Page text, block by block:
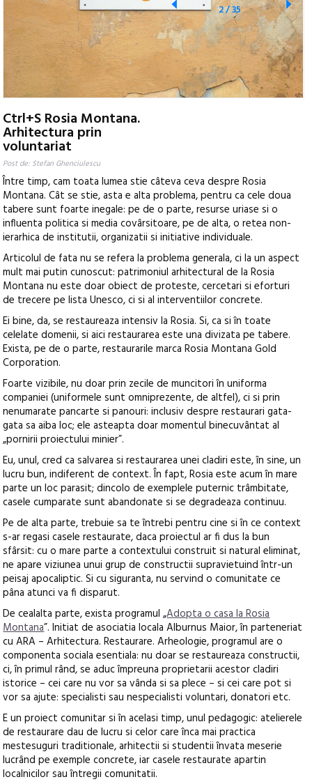
2/35
Ctrl+S Rosia Montana.
Arhitectura prin
voluntariat
Post de: Stefan Ghenciulescu
Între timp, cam toata lumea stie câteva ceva despre Rosia
Montana. Cât se stie, asta e alta problema, pentru ca cele doua
tabere sunt foarte inegale: pe de o parte, resurse uriase si o
influenta politica si media covârsitoare, pe de alta, o retea non-
ierarhica de institutii, organizatii si initiative individuale.
Articolul de fata nu se refera la problema generala, ci la un aspect
mult mai putin cunoscut: patrimoniul arhitectural de la Rosia
Montana nu este doar obiect de proteste, cercetari si eforturi
de trecere pe lista Unesco, ci si al interventiilor concrete.
Ei bine, da, se restaureaza intensiv la Rosia. Si, ca si în toate
celelate domenii, si aici restaurarea este una divizata pe tabere.
Exista, pe de o parte, restaurarile marca Rosia Montana Gold
Corporation.
Foarte vizibile, nu doar prin zecile de muncitori în uniforma
companiei (uniformele sunt omniprezente, de altfel), ci si prin
nenumarate pancarte si panouri: inclusiv despre restaurari gata-
gata sa aiba loc; ele asteapta doar momentul binecuvântat al
„pornirii proiectului minier”.
Eu, unul, cred ca salvarea si restaurarea unei cladiri este, în sine, un
lucru bun, indiferent de context. În fapt, Rosia este acum în mare
parte un loc parasit; dincolo de exemplele puternic trâmbitate,
casele cumparate sunt abandonate si se degradeaza continuu.
Pe de alta parte, trebuie sa te întrebi pentru cine si în ce context
s-ar regasi casele restaurate, daca proiectul ar fi dus la bun
sfârsit: cu o mare parte a contextului construit si natural eliminat,
ne apare viziunea unui grup de constructii supravietuind într-un
peisaj apocaliptic. Si cu siguranta, nu servind o comunitate ce
pâna atunci va fi disparut.
De cealalta parte, exista programul „Adopta o casa la Rosia
Montana”. Initiat de asociatia locala Alburnus Maior, în parteneriat
cu ARA – Arhitectura. Restaurare. Arheologie, programul are o
componenta sociala esentiala: nu doar se restaureaza constructii,
ci, în primul rând, se aduc împreuna proprietarii acestor cladiri
istorice – cei care nu vor sa vânda si sa plece – si cei care pot si
vor sa ajute: specialisti sau nespecialisti voluntari, donatori etc.
E un proiect comunitar si în acelasi timp, unul pedagogic: atelierele
de restaurare dau de lucru si celor care înca mai practica
mestesuguri traditionale, arhitectii si studentii învata meserie
lucrând pe exemple concrete, iar casele restaurate apartin
localnicilor sau întregii comunitatii.